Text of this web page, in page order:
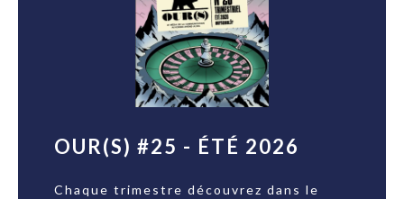
OUR(S) #25 - ÉTÉ 2026
Chaque trimestre découvrez dans le